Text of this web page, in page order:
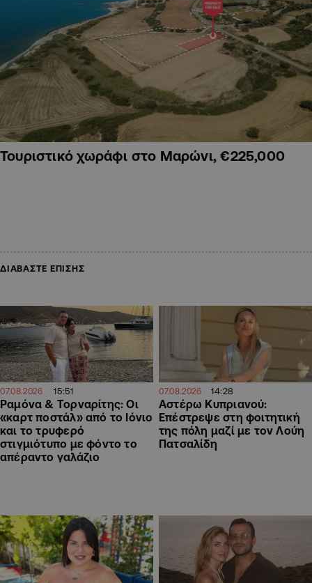
Τουριστικό χωράφι στο Μαρώνι, €225,000
ΔΙΑΒΑΣΤΕ ΕΠΙΣΗΣ
07.08.2026 15:51
Ραμόνα & Τορναρίτης: Οι
«καρτ ποστάλ» από το Ιόνιο
και το τρυφερό
στιγμιότυπο με φόντο το
απέραντο γαλάζιο
07.08.2026 14:28
Αστέρω Κυπριανού:
Επέστρεψε στη φοιτητική
της πόλη μαζί με τον Λούη
Πατσαλίδη